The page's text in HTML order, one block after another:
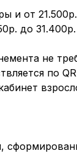
и от
до
не
по